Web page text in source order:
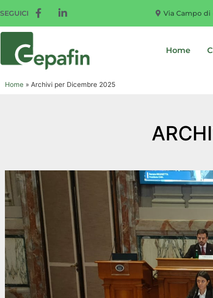
SEGUICI Via Campo di
Home
Home » Archivi per Dicembre 2025